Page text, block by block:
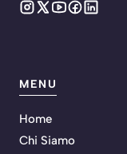
MENU
Home
Chi Siamo